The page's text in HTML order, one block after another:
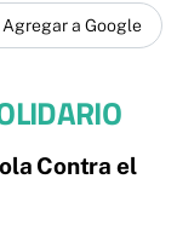
Agregar a Google
Contra el